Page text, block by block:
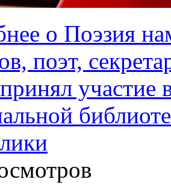
о Поэзия
поэт,
участие